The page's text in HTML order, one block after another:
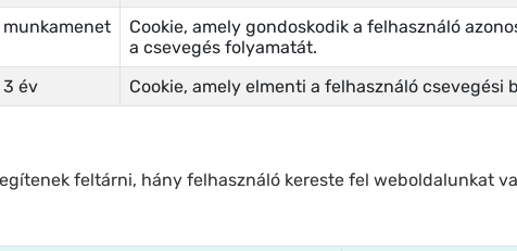
munkamenet
Cookie, amely gondoskodik a felhasználó
a csevegés folyamatát.
3 év Cookie, amely elmenti a felhasználó csevegési
feltárni, hány felhasználó kereste fel weboldalunkat